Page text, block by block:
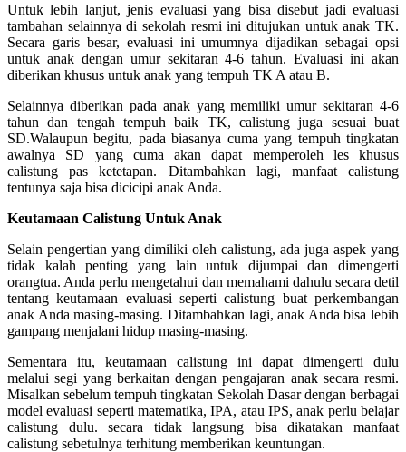
Untuk lebih lanjut, jenis evaluasi yang bisa disebut jadi evaluasi
tambahan selainnya di sekolah resmi ini ditujukan untuk anak TK.
Secara garis besar, evaluasi ini umumnya dijadikan sebagai opsi
untuk anak dengan umur sekitaran 4-6 tahun. Evaluasi ini akan
diberikan khusus untuk anak yang tempuh TK A atau B.
Selainnya diberikan pada anak yang memiliki umur sekitaran 4-6
tahun dan tengah tempuh baik TK, calistung juga sesuai buat
SD.Walaupun begitu, pada biasanya cuma yang tempuh tingkatan
awalnya SD yang cuma akan dapat memperoleh les khusus
calistung pas ketetapan. Ditambahkan lagi, manfaat calistung
tentunya saja bisa dicicipi anak Anda.
Keutamaan Calistung Untuk Anak
Selain pengertian yang dimiliki oleh calistung, ada juga aspek yang
tidak kalah penting yang lain untuk dijumpai dan dimengerti
orangtua. Anda perlu mengetahui dan memahami dahulu secara detil
tentang keutamaan evaluasi seperti calistung buat perkembangan
anak Anda masing-masing. Ditambahkan lagi, anak Anda bisa lebih
gampang menjalani hidup masing-masing.
Sementara itu, keutamaan calistung ini dapat dimengerti dulu
melalui segi yang berkaitan dengan pengajaran anak secara resmi.
Misalkan sebelum tempuh tingkatan Sekolah Dasar dengan berbagai
model evaluasi seperti matematika, IPA, atau IPS, anak perlu belajar
calistung dulu. secara tidak langsung bisa dikatakan manfaat
calistung sebetulnya terhitung memberikan keuntungan.